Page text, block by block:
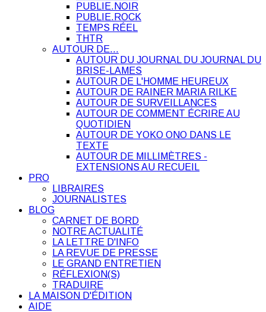
PUBLIE.NOIR
PUBLIE.ROCK
TEMPS RÉEL
THTR
AUTOUR DE…
AUTOUR DU JOURNAL DU JOURNAL DU
BRISE-LAMES
AUTOUR DE L'HOMME HEUREUX
AUTOUR DE RAINER MARIA RILKE
AUTOUR DE SURVEILLANCES
AUTOUR DE COMMENT ÉCRIRE AU
QUOTIDIEN
AUTOUR DE YOKO ONO DANS LE
TEXTE
AUTOUR DE MILLIMÈTRES -
EXTENSIONS AU RECUEIL
PRO
LIBRAIRES
JOURNALISTES
BLOG
CARNET DE BORD
NOTRE ACTUALITÉ
LA LETTRE D'INFO
LA REVUE DE PRESSE
LE GRAND ENTRETIEN
RÉFLEXION(S)
TRADUIRE
LA MAISON D'ÉDITION
AIDE